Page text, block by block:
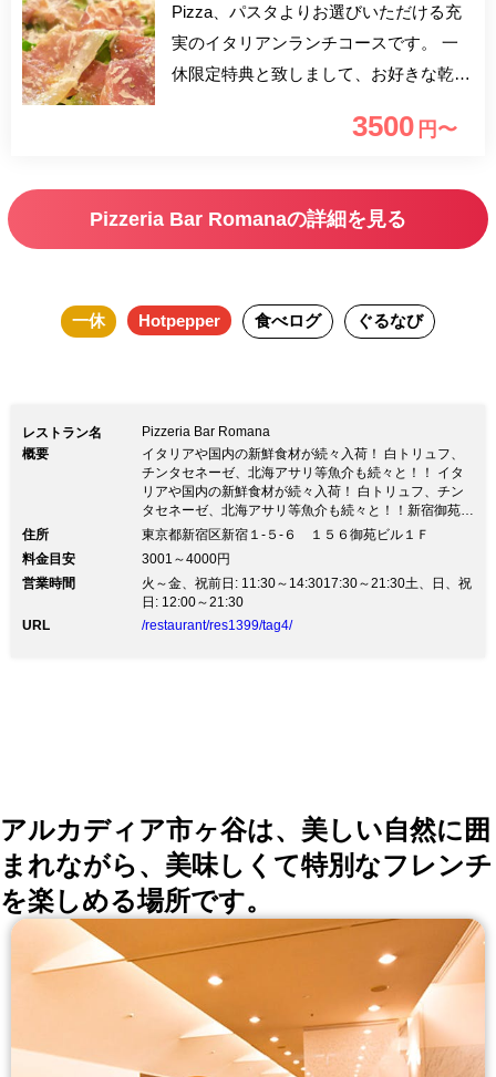
Pizza、パスタよりお選びいただける充
実のイタリアンランチコースです。 一
休限定特典と致しまして、お好きな乾杯
人との気軽なランチや、家族でのお食事
3500 円〜
Pizzeria Bar Romanaの詳細を見る
一休 Hotpepper 食べログ ぐるなび
レストラン名
Pizzeria Bar Romana
概要
イタリアや国内の新鮮食材が続々入荷！ 白トリュフ、
チンタセネーゼ、北海アサリ等魚介も続々と！！ イタ
リアや国内の新鮮食材が続々入荷！ 白トリュフ、チン
タセネーゼ、北海アサリ等魚介も続々と！！新宿御苑の
脇に静かに佇むイタリアンレストラン・ロマーナ 御苑
全国から取り寄せ美味しいイタリア料理へと!! PIZZAは
イタリア産の拘りの小麦粉を使用しローマ直伝のピッツ
ァを目の前で一枚ずつ焼きあげます グラスワインも北
～南までイタリア産を約１０種類、オーガニックワイン
住所
東京都新宿区新宿１‐５‐６ １５６御苑ビル１Ｆ
料金目安
3001～4000円
営業時間
火～金、祝前日: 11:30～14:3017:30～21:30土、日、祝
日: 12:00～21:30
URL
/restaurant/res1399/tag4/
アルカディア市ヶ谷は、美しい自然に囲
まれながら、美味しくて特別なフレンチ
を楽しめる場所です。